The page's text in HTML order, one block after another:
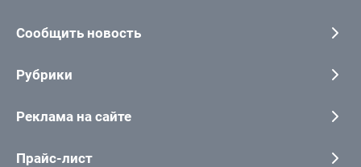
Сообщить новость
Рубрики
Реклама на сайте
Прайс-лист